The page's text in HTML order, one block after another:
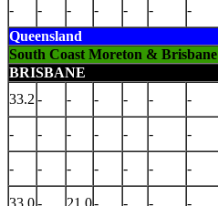
- - - - - - -
Queensland
South Coast Moreton & Brisbane
BRISBANE
33.2 - - - - - -
- - - - - - -
- - - - - - -
33.0- 21.0- - - -